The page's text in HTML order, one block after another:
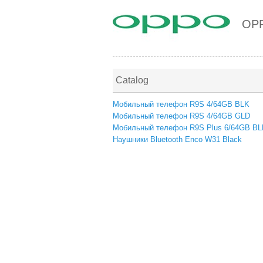
Catalog
Мобильный телефон R9S 4/64GB BLK
Мобильный телефон R9S 4/64GB GLD
Мобильный телефон R9S Plus 6/64GB
Наушники Bluetooth Enco W31 Black